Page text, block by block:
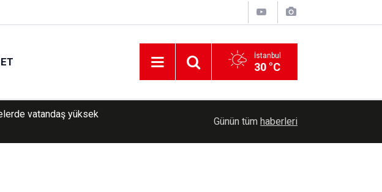
İstanbul
30 °C
Yozgat'ta uyuşturucu operasyonunda 2 şüpheli
Günün tüm haberleri